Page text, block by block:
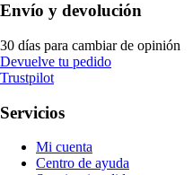
Envío y devolución
30 días para cambiar de opinión
Devuelve tu pedido
Trustpilot
Servicios
Mi cuenta
Centro de ayuda